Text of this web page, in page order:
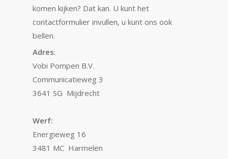
komen kijken? Dat kan. U kunt het
contactformulier invullen, u kunt ons ook
bellen.
Adres:
Vobi Pompen B.V.
Communicatieweg 3
3641 SG Mijdrecht
Werf:
Energieweg 16
3481 MC Harmelen